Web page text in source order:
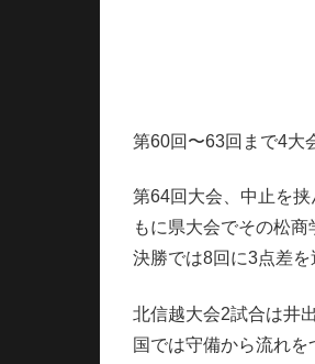
第60回〜63回まで4大
第64回大会、中止を
もに県大会でその松
決勝では8回に3点差を
北信越大会2試合は井
国では守備から流れを